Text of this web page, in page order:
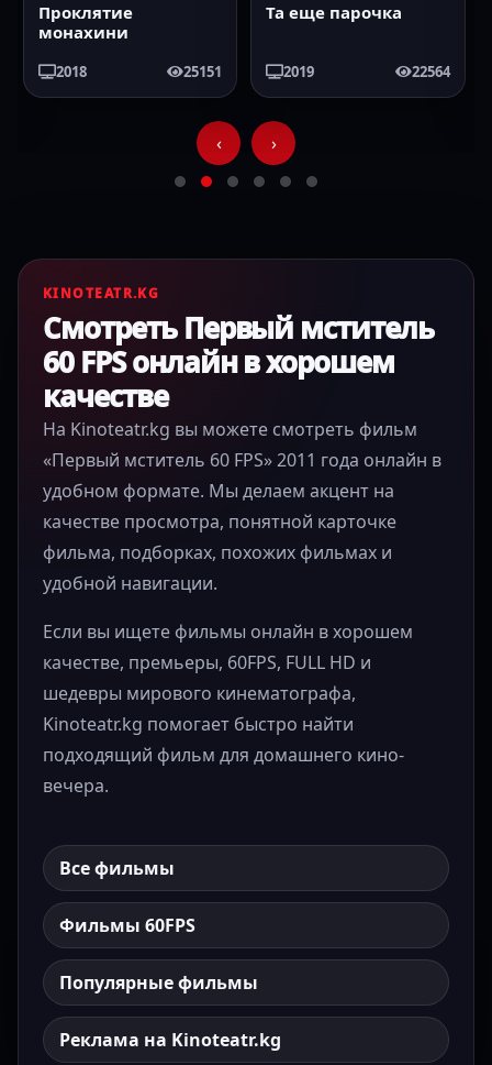
Проклятие
монахини
2018 25151
Та еще парочка
2019 22564
‹ ›
KINOTEATR.KG
Смотреть Первый мститель
60 FPS онлайн в хорошем
качестве
На Kinoteatr.kg вы можете смотреть фильм
«Первый мститель 60 FPS» 2011 года онлайн в
удобном формате. Мы делаем акцент на
качестве просмотра, понятной карточке
фильма, подборках, похожих фильмах и
удобной навигации.
Если вы ищете фильмы онлайн в хорошем
качестве, премьеры, 60FPS, FULL HD и
шедевры мирового кинематографа,
Kinoteatr.kg помогает быстро найти
подходящий фильм для домашнего кино-
вечера.
Все фильмы
Фильмы 60FPS
Популярные фильмы
Реклама на Kinoteatr.kg